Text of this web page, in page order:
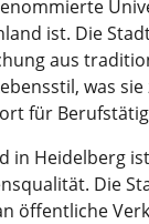
ist. Die
aus
was sie
für
in Heidelberg
Die
öffentliche